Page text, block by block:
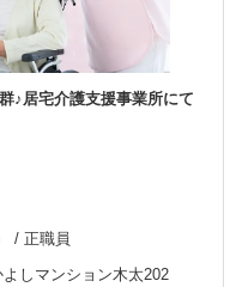
♪居宅介護支援事業所にて
/ 正職員
しマンション木太202